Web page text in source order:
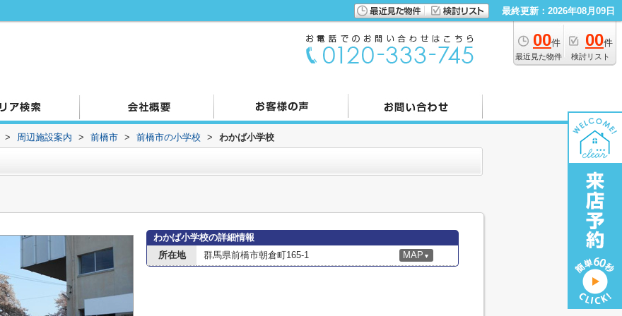
最終更新：2026年08月09日
00件
最近見た物件
00件
検討リスト
> 周辺施設案内 > 前橋市 > 前橋市の小学校 > わかば小学校
わかば小学校の詳細情報
所在地
群馬県前橋市朝倉町165-1 MAP ▼